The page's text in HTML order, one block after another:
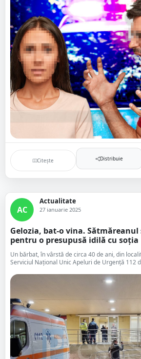
Citește Distribuie
AC
Actualitate
27 ianuarie 2025
Gelozia, bat-o vina.
pentru o presupusă idilă cu soția
Un bărbat, în vârstă de circa 40 de ani, din
Serviciul Național Unic Apeluri de Urgență 112